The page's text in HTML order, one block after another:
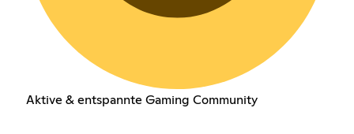
Aktive & entspannte Gaming Community